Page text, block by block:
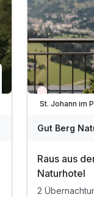
Wieder frei
Gut Berg
Raus aus
Naturhotel
2